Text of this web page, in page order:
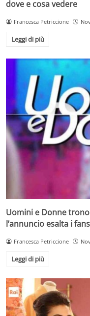
dove e cosa vedere
Francesca Petriccione
Leggi di più
Uomini e Donne
l’annuncio esalta i fans
Francesca Petriccione
Leggi di più